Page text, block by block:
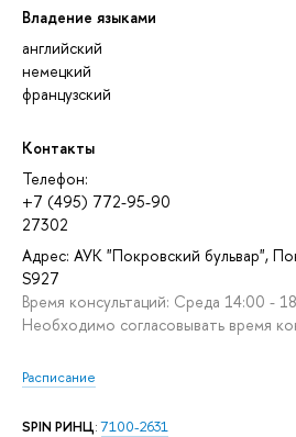
Владение языками
английский
немецкий
французский
Контакты
Телефон:
+7 (495) 772-95-90
27302
Адрес: АУК "Покровский бульвар",
S927
Время консультаций: Среда 14:00 -
Необходимо согласовывать время
Расписание
SPIN РИНЦ:7100-2631